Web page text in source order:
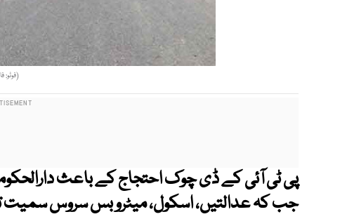
(فوٹو:
پی ٹی آئی کے ڈی چوک احتجاج کے باعث
جب کہ عدالتیں، اسکول، میٹرو بس سروس سمیت